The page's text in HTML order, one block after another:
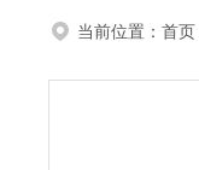
当前位置： 首页